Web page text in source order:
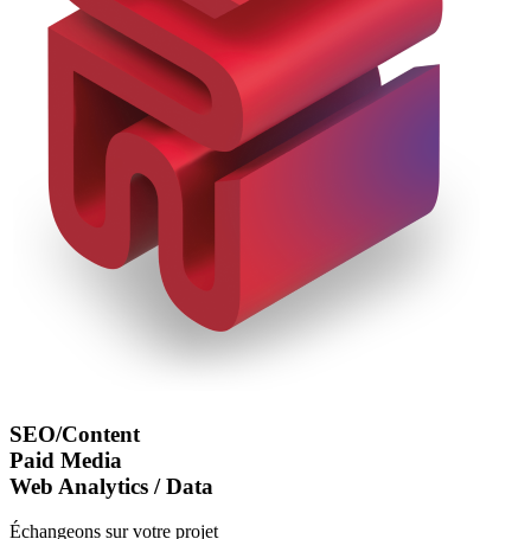
SEO/Content
Paid Media
Web Analytics / Data
Échangeons sur votre projet